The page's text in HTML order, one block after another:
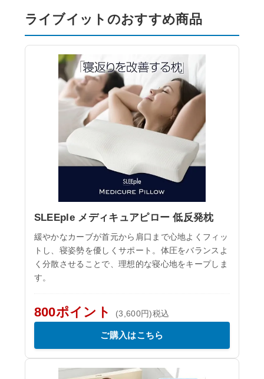
ライブイットのおすすめ商品
SLEEple メディキュアピロー 低反発枕
緩やかなカーブが首元から肩口まで心地よくフィッ
トし、寝姿勢を優しくサポート。体圧をバランスよ
く分散させることで、理想的な寝心地をキープしま
す。
800ポイント (3,600円)税込
ご購入はこちら